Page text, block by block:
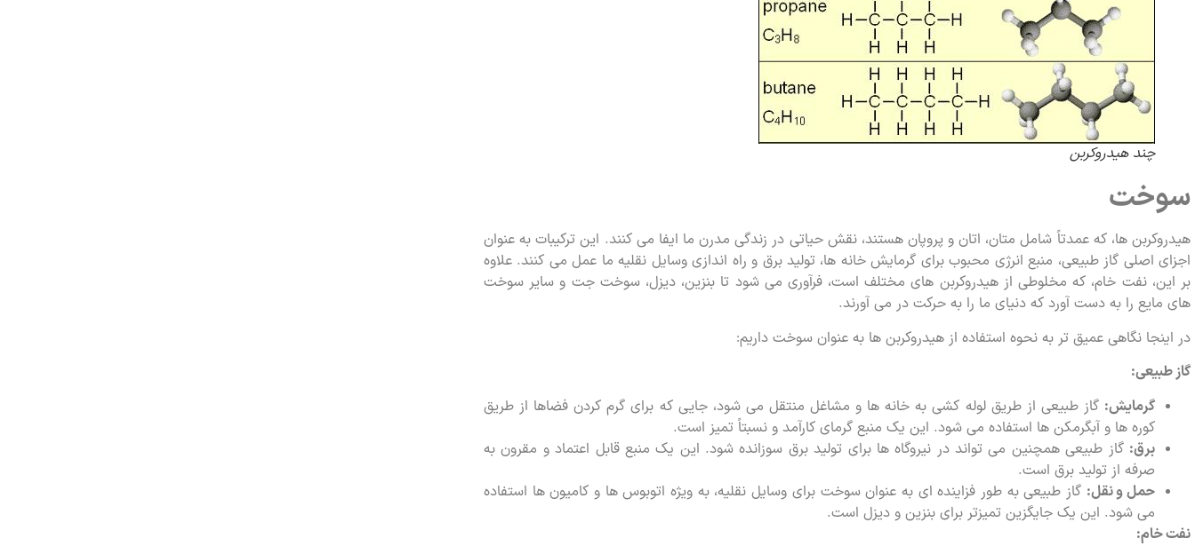
چند هیدروکربن
سوخت
هیدروکربن ها، که عمدتاً شامل متان، اتان و پروپان هستند، نقش حیاتی در زندگی مدرن ما ایفا می کنند. این ترکیبات به عنوان
اجزای اصلی گاز طبیعی، منبع انرژی محبوب برای گرمایش خانه ها، تولید برق و راه اندازی وسایل نقلیه ما عمل می کنند. علاوه
بر این، نفت خام، که مخلوطی از هیدروکربن های مختلف است، فرآوری می شود تا بنزین، دیزل، سوخت جت و سایر سوخت
های مایع را به دست آورد که دنیای ما را به حرکت در می آورند.
در اینجا نگاهی عمیق تر به نحوه استفاده از هیدروکربن ها به عنوان سوخت داریم:
گاز طبیعی:
گرمایش: گاز طبیعی از طریق لوله کشی به خانه ها و مشاغل منتقل می شود، جایی که برای گرم کردن فضاها از طریق
کوره ها و آبگرمکن ها استفاده می شود. این یک منبع گرمای کارآمد و نسبتاً تمیز است.
برق: گاز طبیعی همچنین می تواند در نیروگاه ها برای تولید برق سوزانده شود. این یک منبع قابل اعتماد و مقرون به
صرفه از تولید برق است.
حمل و نقل: گاز طبیعی به طور فزاینده ای به عنوان سوخت برای وسایل نقلیه، به ویژه اتوبوس ها و کامیون ها استفاده
می شود. این یک جایگزین تمیزتر برای بنزین و دیزل است.
نفت خام: